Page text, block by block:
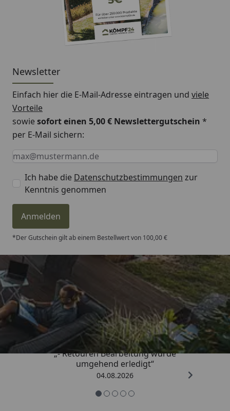
Newsletter
Einfach hier die E-Mail-Adresse eintragen und viele
Vorteile
sowiesofort einen 5,00 € Newslettergutschein *
per E-Mail sichern:
Keine Eingabe erforderlich
Eingabe erforderlich
E-Mail *
Ich habe die Datenschutzbestimmungen zur
Kenntnis genommen
Anmelden
*Der Gutschein gilt ab einem Bestellwert von 100,00 €
Trusted Shops
4,81/ 5
„- Retouren Bearbeitung wurde
umgehend erledigt“
04.08.2026